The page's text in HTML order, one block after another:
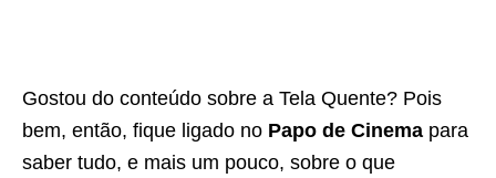
Gostou do conteúdo sobre a Tela Quente? Pois
bem, então, fique ligado no Papo de Cinema para
saber tudo, e mais um pouco, sobre o que